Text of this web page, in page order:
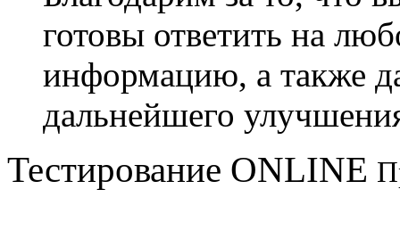
готовы ответить на
информацию, а также
дальнейшего
Тестирование ONLINE